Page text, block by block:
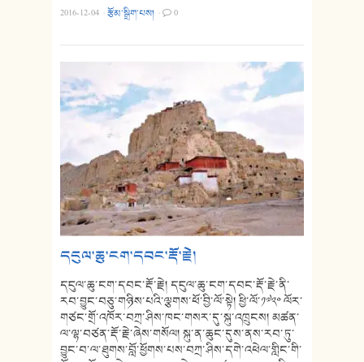
2016-12-04 ·རྩོམ་སྒྲིག་པས། · 0
དངུལ་ཆུ་ངག་དབང་རྡོ་རྗེ།
དངུལ་ཆུ་ངག་དབང་རྡོ་རྗེ། དངུལ་ཆུ་ངག་དབང་རྡོ་རྗེ་ནི་
རབ་བྱུང་བཅུ་གཉིས་པའི་ལྕགས་ཕོ་བྱི་ལོ་སྟེ། ཕྱི་ལོ་༡༧༢༠ ལོར་
གཙང་གྲོ་འཁོར་བཀྲ་ཤིས་ཁང་གསར་དུ་སྐུ་འཁྲུངས། མཚན་
ལ་ལྷ་བཙན་རྡོ་རྗེ་ཞེས་གསོལ། སྐུ་ན་ཆུང་དུས་ནས་རབ་ཏུ་
བྱུང་བ་ལ་ཐུགས་བློ་ཕྱོགས་པས་བཀྲ་ཤིས་དགེ་འཕེལ་གླིང་གི་